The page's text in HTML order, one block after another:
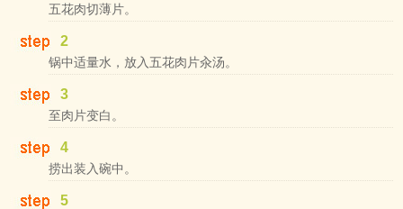
五花肉切薄片。
2
锅中适量水，放入五花肉片汆汤。
3
至肉片变白。
4
捞出装入碗中。
5